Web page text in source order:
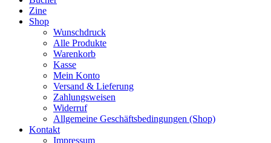
Zine
Shop
Wunschdruck
Alle Produkte
Warenkorb
Kasse
Mein Konto
Versand & Lieferung
Zahlungsweisen
Widerruf
Allgemeine Geschäftsbedingungen (Shop)
Kontakt
Impressum